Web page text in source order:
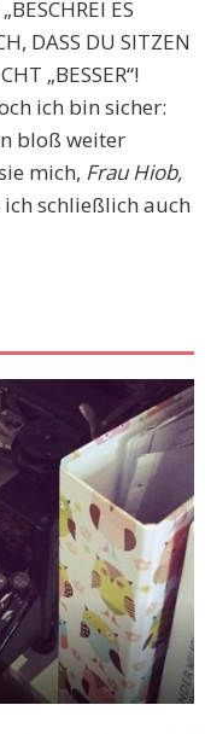
ES
DASS DU SITZEN
„BESSER“!
ich bin sicher:
bloß weiter
mich, Frau Hiob,
schließlich auch